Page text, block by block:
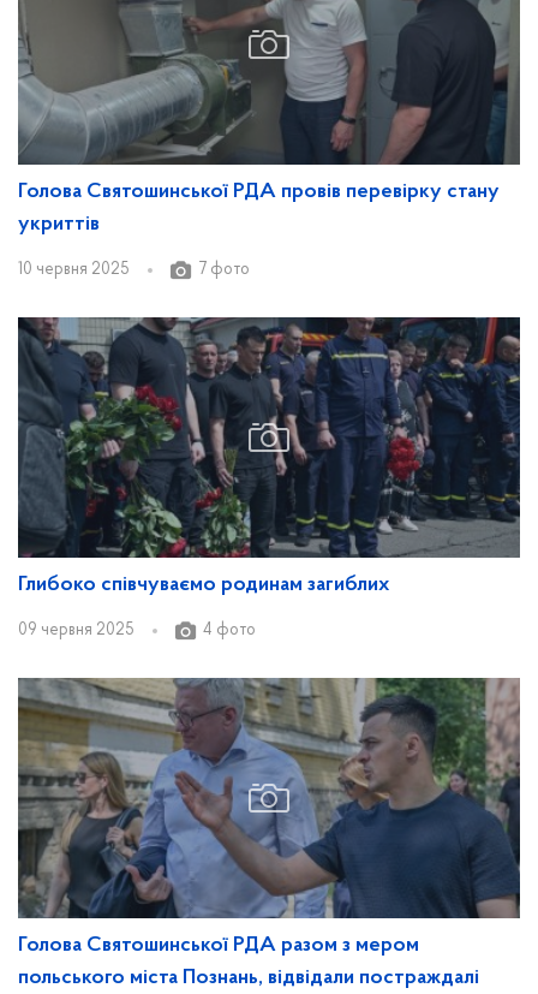
Голова Святошинської РДА провів перевірку стану
укриттів
10 червня 2025 7 фото
Глибоко співчуваємо родинам загиблих
09 червня 2025 4 фото
Голова Святошинської РДА разом з мером
польського міста Познань, відвідали постраждалі